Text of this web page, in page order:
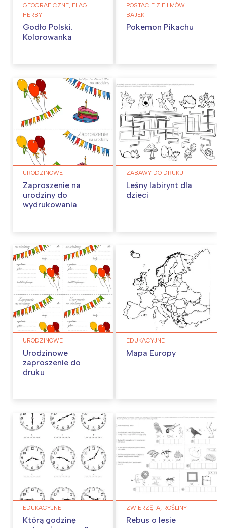
GEOGRAFICZNE, FLAGI I
HERBY
Godło Polski.
Kolorowanka
POSTACIE Z FILMÓW I
BAJEK
Pokemon Pikachu
URODZINOWE
Zaproszenie na
urodziny do
wydrukowania
ZABAWY DO DRUKU
Leśny labirynt dla
dzieci
URODZINOWE
Urodzinowe
zaproszenie do
druku
EDUKACYJNE
Mapa Europy
EDUKACYJNE
Którą godzinę
ZWIERZĘTA, ROŚLINY
Rebus o lesie